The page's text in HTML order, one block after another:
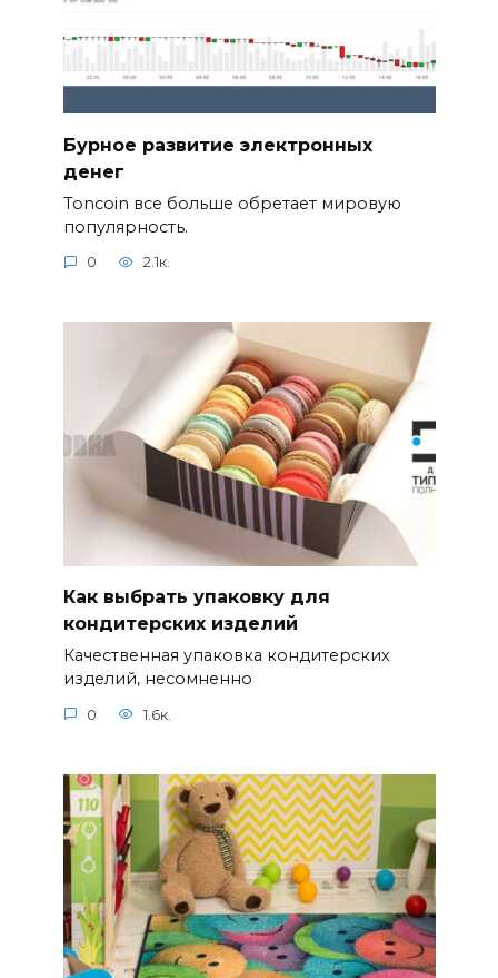
Бурное развитие электронных
денег
Toncoin все больше обретает мировую
популярность.
0 2.1к.
Как выбрать упаковку для
кондитерских изделий
Качественная упаковка кондитерских
изделий, несомненно
0 1.6к.